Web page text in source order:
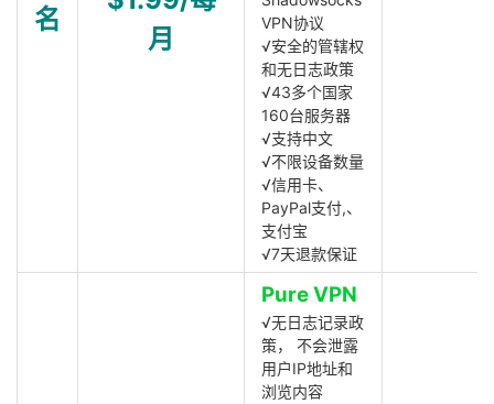
名
月
VPN协议
√安全的管辖权
和无日志政策
√43多个国家
160台服务器
√支持中文
√不限设备数量
√信用卡、
PayPal支付,、
支付宝
√7天退款保证
Pure VPN
√无日志记录政
策， 不会泄露
用户IP地址和
浏览内容